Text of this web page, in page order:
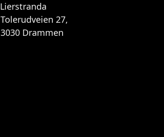
Lierstranda
Tolerudveien 27,
3030 Drammen